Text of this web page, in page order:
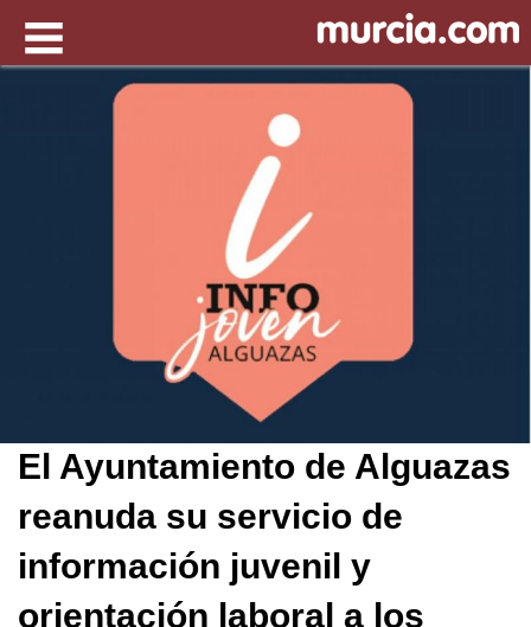
El Ayuntamiento de Alguazas
reanuda su servicio de
información juvenil y
orientación laboral a los